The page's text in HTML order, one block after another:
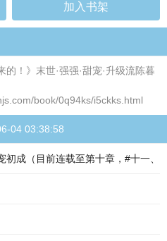
加入书架
的！》末世·强强·甜宠·升级流陈暮
book/0q94ks/i5ckks.html
04 03:38:58
初成（目前连载至第十章，#十一、